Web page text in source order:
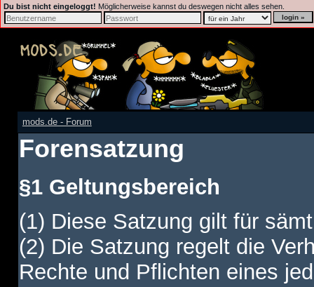
Du bist nicht eingeloggt! Möglicherweise kannst du deswegen nicht alles sehen.
mods.de - Forum
Forensatzung
§1 Geltungsbereich
(1) Diese Satzung gilt für
(2) Die Satzung regelt die
Rechte und Pflichten eines